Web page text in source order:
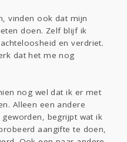
Doen
vinden ook dat mijn
doen. Zelf blijf ik
en verdriet.
dat het me nog
nog wel dat ik er met
Alleen een andere
begrijpt wat ik
aangifte te doen,